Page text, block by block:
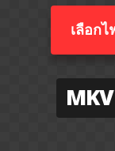
เลือก
MKV